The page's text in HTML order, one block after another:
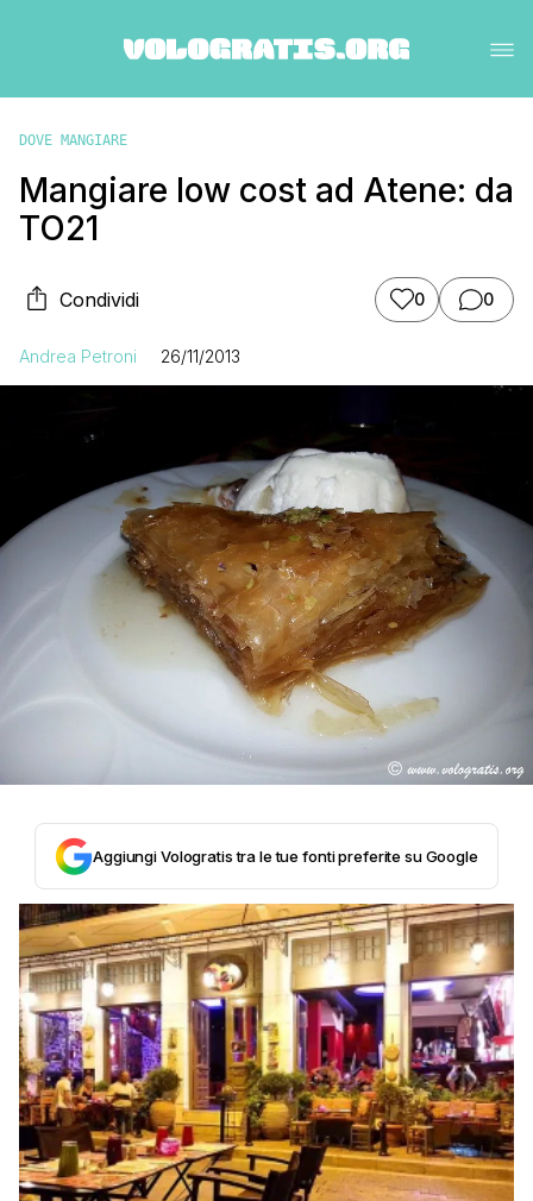
DOVE MANGIARE
Mangiare low cost ad Atene: da
TO21
Condividi 0 0
Andrea Petroni 26/11/2013
Aggiungi Vologratis tra le tue fonti preferite su Google